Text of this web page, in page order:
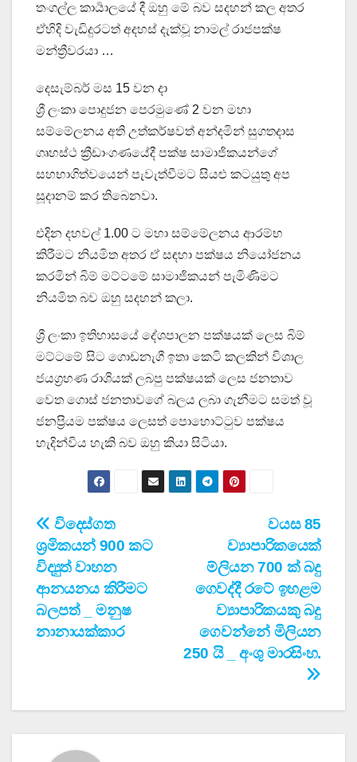
තංගල්ල කාර්‍යාලයේ දී ඔහු මේ බව සදහන් කල අතර
ඒහිදි වැඩිදුරටත් අදහස් දැක්වූ නාමල් රාජපක්ෂ
මන්ත්‍රීවරයා …
දෙසැම්බර් මස 15 වන දා
ශ්‍රී ලංකා පොදුජන පෙරමුණේ 2 වන මහා
සම්මේලනය අති උත්කර්ෂවත් අන්දමින් සුගතදාස
ගෘහස්ථ ක්‍රීඩාංගණයේදී පක්ෂ සාමාජිකයන්ගේ
සහභාගිත්වයෙන් පැවැත්වීමට සියළු කටයුතු අප
සූදානම් කර තිබෙනවා.
එදින දහවල් 1.00 ට මහා සම්මේලනය ආරම්භ
කිරීමට නියමිත අතර ඒ සඳහා පක්ෂය නියෝජනය
කරමින් බිම් මට්ටමේ සාමාජිකයන් පැමිණිමට
නියමිත බව ඔහු සදහන් කලා.
ශ්‍රී ලංකා ඉතිහාසයේ දේශපාලන පක්ෂයක් ලෙස බිම්
මට්ටමේ සිට ගොඩනැගී ඉතා කෙටි කලකින් විශාල
ජයග්‍රහණ රාශියක් ලබපු පක්ෂයක් ලෙස ජනතාව
වෙත ගොස් ජනතාවගේ බලය ලබා ගැනීමට සමත් වූ
ජනප්‍රියම පක්ෂය ලෙසත් පොහොට්ටුව පක්ෂය
හැදින්විය හැකි බව ඔහු කියා සිටියා.
Post
navigation
වයස 85
ව්‍යාපාරිකයෙක්
ම්ලියන 700 ක් බදු
ගෙවද්දී රටේ ඉහළම
ව්‍යාපාරිකයකු බදු
ගෙවන්නේ මිලියන
250 යි _ අංශු මාරසිංහ.
විදෙස්ගත
ශ්‍රමිකයන් 900 කට
විද්‍යුත් වාහන
ආනයනය කිරීමට
බලපත්‍ _ මනුෂ
නානායක්කාර